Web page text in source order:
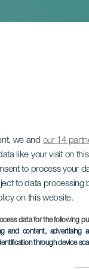
we and our 14
like your visit on
to process your
to data processing
on this website.
data for the following
and content, advertising
through device
im